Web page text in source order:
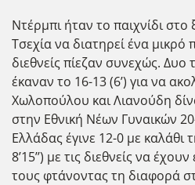
Ντέρμπι ήταν το παιχνίδι στο
Τσεχία να διατηρεί ένα
διεθνείς πίεζαν συνεχώς. Δυο
έκαναν το 16-13 (6’) για να
Χωλοπούλου και Λιανούδη
στην Εθνική Νέων Γυναικών
Ελλάδας έγινε 12-0 με καλάθι
8’15’’) με τις διεθνείς να
τους φτάνοντας τη διαφορά